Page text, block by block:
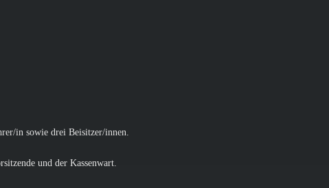
in sowie drei Beisitzer/innen.
und der Kassenwart.